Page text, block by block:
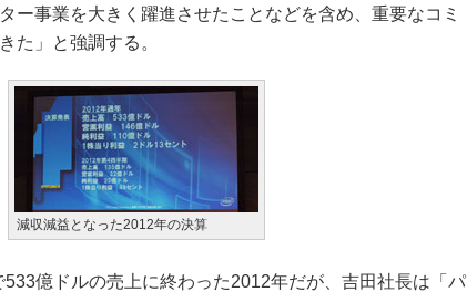
ー事業を大きく躍進させたことなどを含め、重要なコミ
た」と強調する。
減収減益となった2012年の決算
億ドルの売上に終わった2012年だが、吉田社長は「パ